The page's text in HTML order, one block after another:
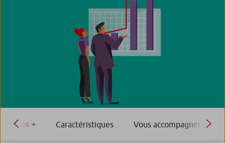
Les + Caractéristiques Vous accompagner